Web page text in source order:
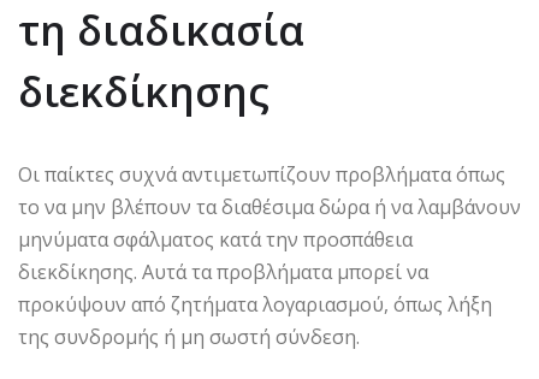
τη διαδικασία
διεκδίκησης
Οι παίκτες συχνά αντιμετωπίζουν προβλήματα όπως
το να μην βλέπουν τα διαθέσιμα δώρα ή να λαμβάνουν
μηνύματα σφάλματος κατά την προσπάθεια
διεκδίκησης. Αυτά τα προβλήματα μπορεί να
προκύψουν από ζητήματα λογαριασμού, όπως λήξη
της συνδρομής ή μη σωστή σύνδεση.